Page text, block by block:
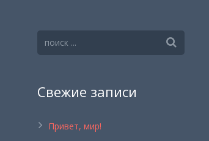
Свежие записи
Привет, мир!